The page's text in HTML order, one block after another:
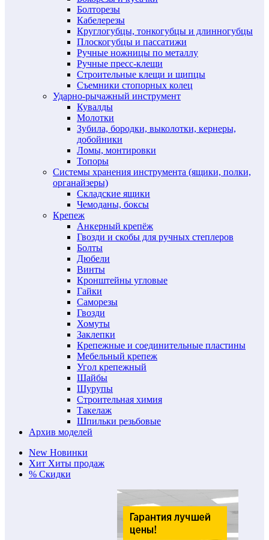
Болторезы
Кабелерезы
Круглогубцы, тонкогубцы и длинногубцы
Плоскогубцы и пассатижи
Ручные ножницы по металлу
Ручные пресс-клещи
Строительные клещи и щипцы
Съемники стопорных колец
Ударно-рычажный инструмент
Кувалды
Молотки
Зубила, бородки, выколотки, кернеры,
добойники
Ломы, монтировки
Топоры
Системы хранения инструмента (ящики, полки,
органайзеры)
Складские ящики
Чемоданы, боксы
Крепеж
Анкерный крепёж
Гвозди и скобы для ручных степлеров
Болты
Дюбели
Винты
Кронштейны угловые
Гайки
Саморезы
Гвозди
Хомуты
Заклепки
Крепежные и соединительные пластины
Мебельный крепеж
Угол крепежный
Шайбы
Шурупы
Строительная химия
Такелаж
Шпильки резьбовые
Архив моделей
New Новинки
Хит Хиты продаж
% Скидки